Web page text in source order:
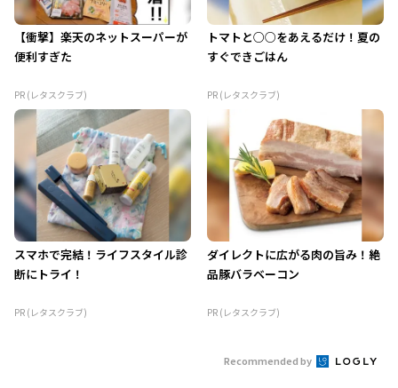
【衝撃】楽天のネットスーパーが
便利すぎた
PR (レタスクラブ)
トマトと○○をあえるだけ！夏の
すぐできごはん
PR (レタスクラブ)
スマホで完結！ライフスタイル診
断にトライ！
PR (レタスクラブ)
ダイレクトに広がる肉の旨み！絶
品豚バラベーコン
PR (レタスクラブ)
Recommended by